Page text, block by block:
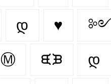
დ ♥︎ ༻
Ⓜ ᙙᙖ დ